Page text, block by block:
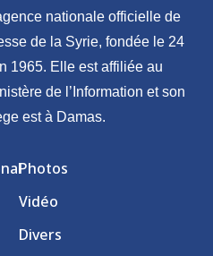
nationale officielle de
de la Syrie, fondée le 24
1965. Elle est affiliée au
de l’Information et son
est à Damas.
Photos
Vidéo
Divers